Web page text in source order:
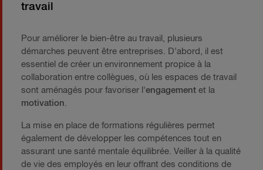
travail
Pour améliorer le bien-être au travail, plusieurs
démarches peuvent être entreprises. D'abord, il est
essentiel de créer un environnement propice à la
collaboration entre collègues, où les espaces de travail
sont aménagés pour favoriser l'engagement et la
motivation
La mise en place de formations régulières permet
également de développer les compétences tout en
assurant une santé mentale équilibrée. Veiller à la qualité
de vie des employés en leur offrant des conditions de